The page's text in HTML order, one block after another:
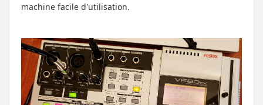
machine facile d'utilisation.